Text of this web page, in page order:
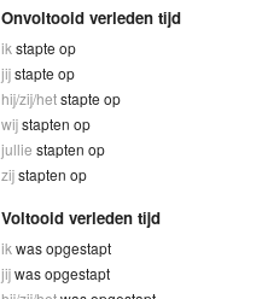
Onvoltooid verleden tijd
ik stapte op
jijstapte op
hij/zij/hetstapte op
wijstapten op
jullie stapten op
zijstapten op
Voltooid verleden tijd
ik was opgestapt
jijwas opgestapt